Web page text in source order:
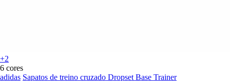
+2
6 cores
adidas Sapatos de treino cruzado Dropset Base Trainer